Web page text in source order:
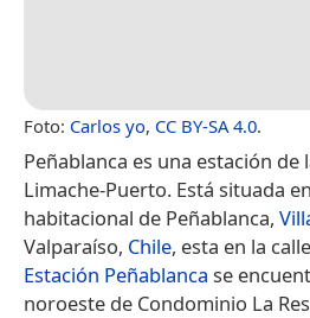
Foto: Carlos yo, CC BY-SA 4.0.
Peñablanca es una estación de
Limache-Puerto. Está situada
habitacional de Peñablanca,
Valparaíso, Chile, esta en la
Estación Peñablanca se
noroeste de Condominio La